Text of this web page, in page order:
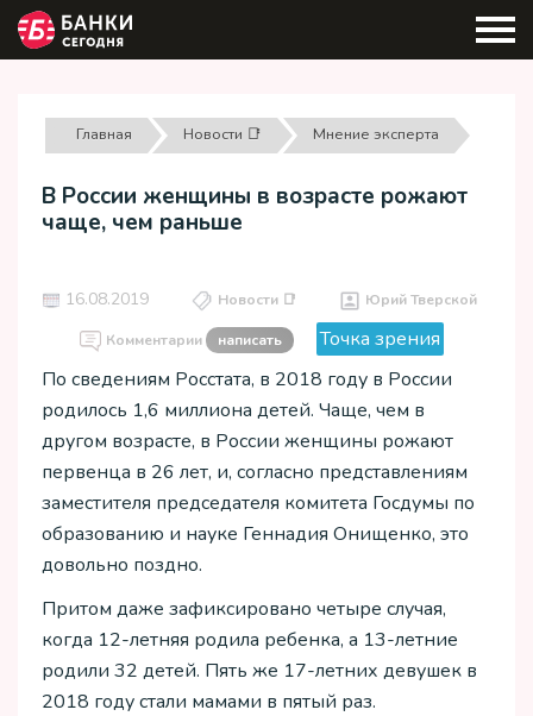
Главная Новости 📑 Мнение эксперта
В России женщины в возрасте рожают
чаще, чем раньше
16.08.2019 Новости 📑 Юрий Тверской
Комментарии написать
Точка зрения
По сведениям Росстата, в 2018 году в России
родилось 1,6 миллиона детей. Чаще, чем в
другом возрасте, в России женщины рожают
первенца в 26 лет, и, согласно представлениям
заместителя председателя комитета Госдумы по
образованию и науке Геннадия Онищенко, это
довольно поздно.
Притом даже зафиксировано четыре случая,
когда 12-летняя родила ребенка, а 13-летние
родили 32 детей. Пять же 17-летних девушек в
2018 году стали мамами в пятый раз.